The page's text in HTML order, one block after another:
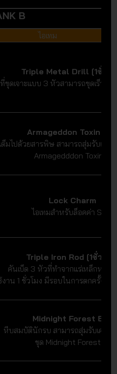
B
ไอเทม
Triple Metal Drill [1ชั่วโ
ที่ขุดเจาะแบบ 3 หัวสามารถขุดเร็วขึ้น
Armageddon Toxin Egg
ต็มไปด้วยสารพิษ สามารถสุ่มรับเครื่
Armagedddon Toxinได้
Lock Charm
ไอเทมสำหรับล็อคค่า Stat
Triple Iron Rod [1ชั่วโม
คันเบ็ด 3 หัวที่ทำจากแร่เหล็กหาย
งาน 1 ชั่วโมง มีรอบในการตกครั้งล
Midnight Forest Egg
หีบสมบัตินักรบ สามารถสุ่มรับเครื่อ
ชุด Midnight Forest ได้